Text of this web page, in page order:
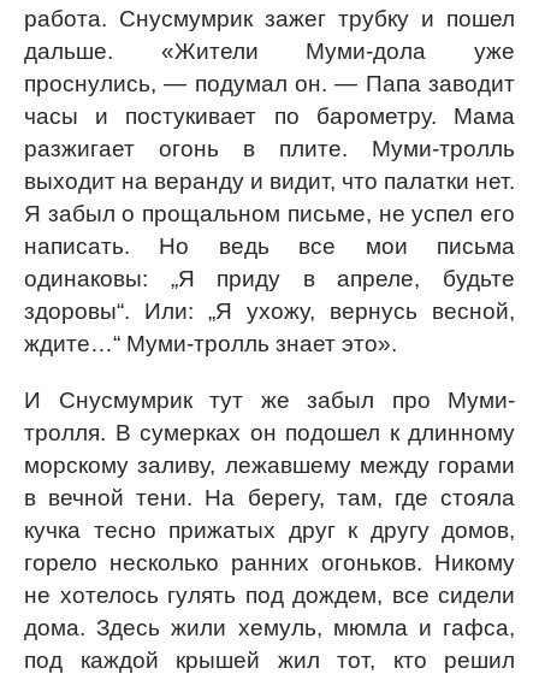
работа. Снусмумрик зажег трубку и пошел
дальше. «Жители Муми-дола уже
проснулись, — подумал он. — Папа заводит
часы и постукивает по барометру. Мама
разжигает огонь в плите. Муми-тролль
выходит на веранду и видит, что палатки нет.
Я забыл о прощальном письме, не успел его
написать. Но ведь все мои письма
одинаковы: „Я приду в апреле, будьте
здоровы“. Или: „Я ухожу, вернусь весной,
ждите…“ Муми-тролль знает это».
И Снусмумрик тут же забыл про Муми-
тролля. В сумерках он подошел к длинному
морскому заливу, лежавшему между горами
в вечной тени. На берегу, там, где стояла
кучка тесно прижатых друг к другу домов,
горело несколько ранних огоньков. Никому
не хотелось гулять под дождем, все сидели
дома. Здесь жили хемуль, мюмла и гафса,
под каждой крышей жил тот, кто решил